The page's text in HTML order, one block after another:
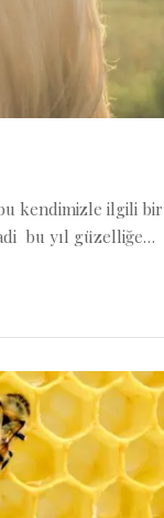
kendimizle ilgili bir
bu yıl güzelliğe…